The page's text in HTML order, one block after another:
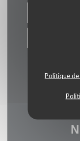
Politique